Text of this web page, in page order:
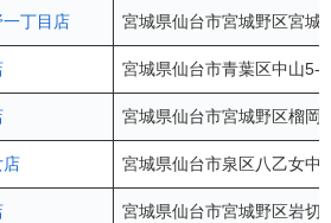
丁目店 宮城県仙台市宮城野区宮
宮城県仙台市青葉区中山
宮城県仙台市宮城野区榴
店 宮城県仙台市泉区八乙女
宮城県仙台市宮城野区岩